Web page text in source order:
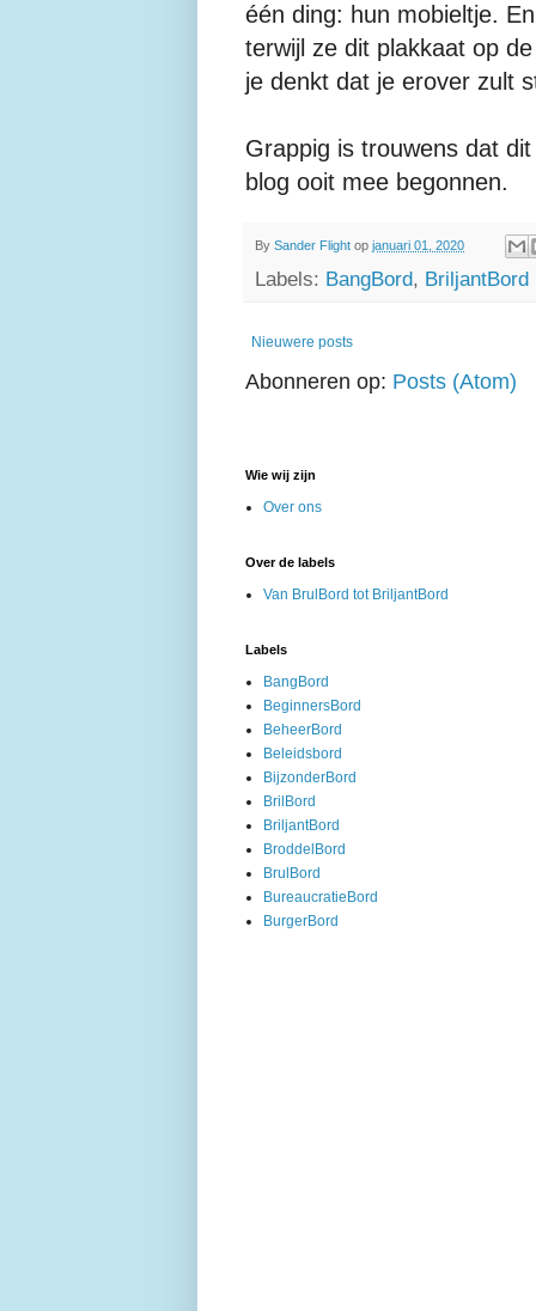
één ding: hun mobieltje.
terwijl ze dit plakkaat op
je denkt dat je erover zult
Grappig is trouwens dat
blog ooit mee begonnen.
By Sander Flight op januari 01, 2020
Labels: BangBord, BriljantBord
Nieuwere posts
Abonneren op: Posts (Atom)
Wie wij zijn
Over ons
Over de labels
Van BrulBord tot BriljantBord
Labels
BangBord
BeginnersBord
BeheerBord
Beleidsbord
BijzonderBord
BrilBord
BriljantBord
BroddelBord
BrulBord
BureaucratieBord
BurgerBord